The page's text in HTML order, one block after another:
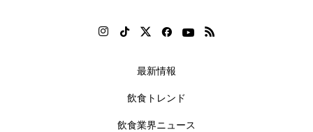
最新情報
飲食トレンド
飲食業界ニュース